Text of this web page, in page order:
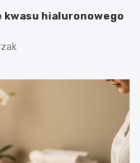
kwasu hialuronowego